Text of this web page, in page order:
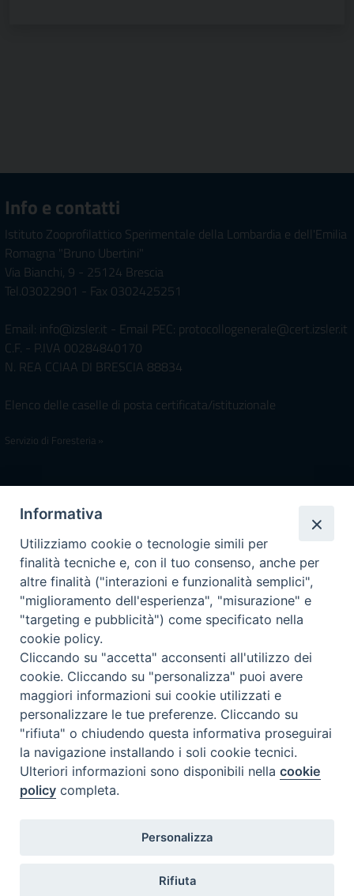
Info e contatti
Istituto Zooprofilattico Sperimentale della Lombardia e dell'Emilia
Romagna "Bruno Ubertini"
Via Bianchi, 9 - 25124 Brescia
Tel.03022901 - Fax 0302425251
Email: info@izsler.it - Email PEC: protocollogenerale@cert.izsler.it
C.F. - P.IVA 00284840170
N. REA CCIAA DI BRESCIA 88834
Elenco delle caselle di posta certificata/istituzionale
Servizio di Foresteria »
Iscrivimi Alla Newsletter
Accessibilità
Note Legali|Privacy
Prossime reperibilità IZSLER
Il servizio di Pronta Disponibilità viene garantito per entrambe le
Regioni nelle giornate di sabato e nei giorni festivi: dalle 08.00
alle 20.00
08/08/2026 PER LA REGIONE LOMBARDIA:
DOTT.SSA VICARI NADIA tel. 3665888246
08/08/2026 PER LA REGIONE EMILIA ROMAGNA:
DOTT.SSA CARRA ELENA tel. 3358249870
DOTT.SSA VICARI NADIA tel. 3665888246
09/08/2026 PER LA REGIONE EMILIA ROMAGNA:
Informativa
Utilizziamo cookie o tecnologie simili per
finalità tecniche e, con il tuo consenso, anche per
altre finalità ("interazioni e funzionalità semplici",
"miglioramento dell'esperienza", "misurazione" e
"targeting e pubblicità") come specificato nella
cookie policy.
Cliccando su "accetta" acconsenti all'utilizzo dei
cookie. Cliccando su "personalizza" puoi avere
maggiori informazioni sui cookie utilizzati e
personalizzare le tue preferenze. Cliccando su
"rifiuta" o chiudendo questa informativa proseguirai
la navigazione installando i soli cookie tecnici.
Ulteriori informazioni sono disponibili nellacookie
policy completa.
Personalizza
Rifiuta